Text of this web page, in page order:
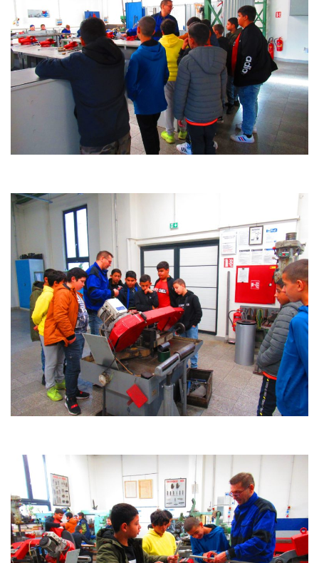
Uživatelská
zkušenost
Aby naše
webové
stránky
fungovaly při
vaší návštěvě
co nejlépe.
Pokud tyto
cookies
odmítnete,
některé
funkce z
webu zmizí.
zájmů a chování
při návštěvě
našich stránek
zvyšujete šanci na
zobrazení
personalizovaného
obsahu a nabídek.